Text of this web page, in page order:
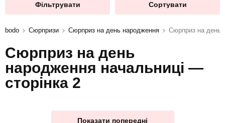
Фільтрувати Сортувати
bodo Сюрпризи Сюрприз на день народження Сюрприз на день
Сюрприз на день
народження начальниці —
сторінка 2
Показати попередні